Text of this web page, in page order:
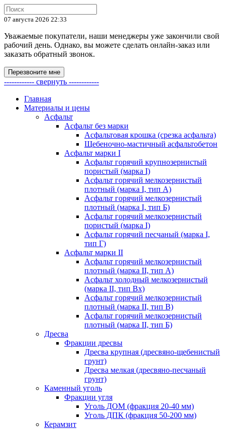
07 августа 2026 22:33
Уважаемые покупатели, наши менеджеры уже закончили свой
рабочий день. Однако, вы можете сделать онлайн-заказ или
заказать обратный звонок.
Перезвоните мне
------------ свернуть ------------
Главная
Материалы и цены
Асфальт
Асфальт без марки
Асфальтовая крошка (срезка асфальта)
Щебеночно-мастичный асфальтобетон
Асфальт марки I
Асфальт горячий крупнозернистый
пористый (марка I)
Асфальт горячий мелкозернистый
плотный (марка I, тип А)
Асфальт горячий мелкозернистый
плотный (марка I, тип Б)
Асфальт горячий мелкозернистый
пористый (марка I)
Асфальт горячий песчаный (марка I,
тип Г)
Асфальт марки II
Асфальт горячий мелкозернистый
плотный (марка II, тип А)
Асфальт холодный мелкозернистый
(марка II, тип Вх)
Асфальт горячий мелкозернистый
плотный (марка II, тип В)
Асфальт горячий мелкозернистый
плотный (марка II, тип Б)
Дресва
Фракции дресвы
Дресва крупная (дресвяно-щебенистый
грунт)
Дресва мелкая (дресвяно-песчаный
грунт)
Каменный уголь
Фракции угля
Уголь ДОМ (фракция 20-40 мм)
Уголь ДПК (фракция 50-200 мм)
Керамзит